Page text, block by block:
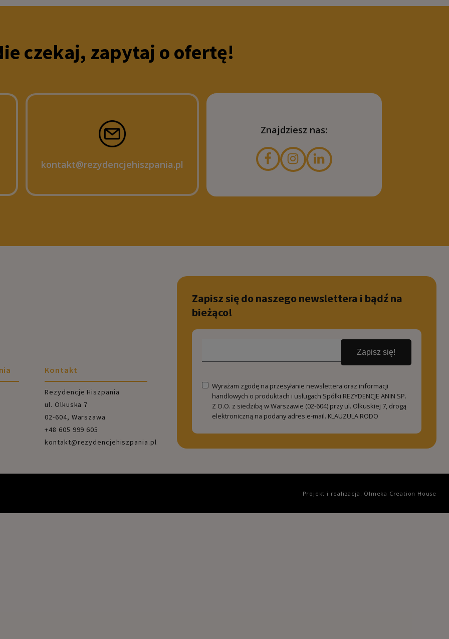
czekaj, zapytaj o ofertę!
kontakt@rezydencjehiszpania.pl
Znajdziesz nas:
Kontakt
Rezydencje Hiszpania
ul. Olkuska 7
02-604, Warszawa
+48 605 999 605
kontakt@rezydencjehiszpania.pl
Zapisz się do naszego newslettera i bądź na
bieżąco!
Zapisz się!
Wyrażam zgodę na przesyłanie newslettera oraz informacji
handlowych o produktach i usługach Spółki REZYDENCJE ANIN SP.
Z O.O. z siedzibą w Warszawie (02-604) przy ul. Olkuskiej 7, drogą
elektroniczną na podany adres e-mail. KLAUZULA RODO
Projekt i realizacja: Olmeka Creation House